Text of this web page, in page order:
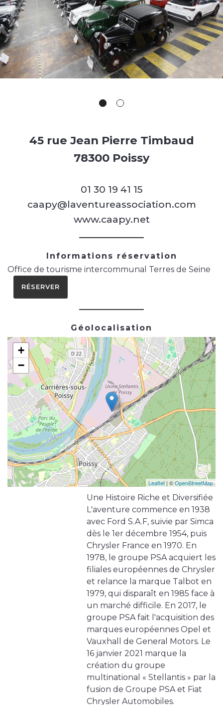
45 rue Jean Pierre Timbaud
78300 Poissy
01 30 19 41 15
caapy@laventureassociation.com
www.caapy.net
Informations réservation
Office de tourisme intercommunal Terres de Seine
RÉSERVER
Géolocalisation
+
−
Leaflet | ©OpenStreetMap
Une Histoire Riche et Diversifiée
L'aventure commence en 1938
avec Ford S.A.F, suivie par Simca
dès le 1er décembre 1954, puis
Chrysler France en 1970. En
1978, le groupe PSA acquiert les
filiales européennes de Chrysler
et relance la marque Talbot en
1979, qui disparaît en 1985 face à
un marché difficile. En 2017, le
groupe PSA fait l'acquisition des
marques européennes Opel et
Vauxhall de General Motors. Le
16 janvier 2021 marque la
création du groupe
multinational « Stellantis » par la
fusion de Groupe PSA et Fiat
Chrysler Automobiles.